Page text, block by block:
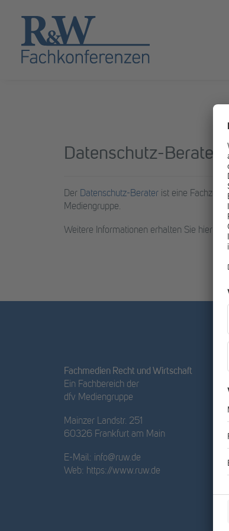
Datenschutz-Berater
Der Datenschutz-Berater ist eine
Mediengruppe.
Weitere Informationen erhalten Sie hier:
Fachmedien Recht und Wirtschaft
Ein Fachbereich der
dfv Mediengruppe
Mainzer Landstr. 251
60326 Frankfurt am Main
E-Mail: info@ruw.de
Web: https://www.ruw.de